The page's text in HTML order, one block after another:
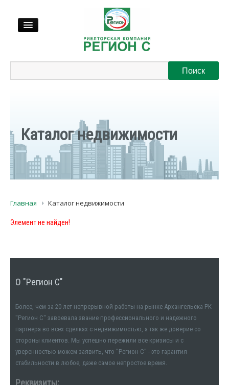
Регионы
Каталог недвижимости
Главная Каталог недвижимости
Элемент не найден!
О "Регион С"
Более, чем за 20 лет непрерывной работы на рынке Архангельска РК
"Регион С" завоевала звание профессионального и надежного
партнера во всех сделках с недвижимостью, а так же доверие со
стороны клиентов. Мы успешно пережили все кризисы и с
уверенностью можем заявить, что "Регион С" - это гарантия
стабильности в любое, даже самое непростое время.
Реквизиты: